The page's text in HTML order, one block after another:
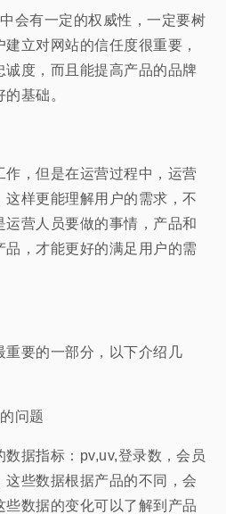
会有一定的权威性，一定要树
立对网站的信任度很重要，
诚度，而且能提高产品的品牌
基础。
作，但是在运营过程中，运营
这样更能理解用户的需求，不
运营人员要做的事情，产品和
，才能更好的满足用户的需
重要的一部分，以下介绍几
问题
据指标：pv,uv,登录数，会员
些数据根据产品的不同，会
数据的变化可以了解到产品